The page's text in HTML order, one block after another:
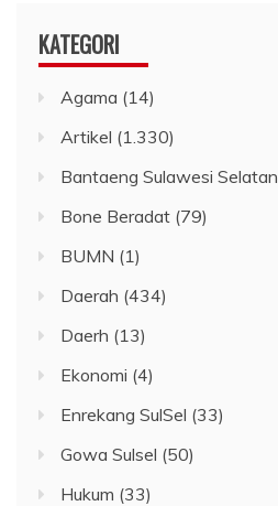
KATEGORI
Agama (14)
Artikel (1.330)
Bantaeng Sulawesi Selatan
Bone Beradat (79)
BUMN (1)
Daerah (434)
Daerh (13)
Ekonomi (4)
Enrekang SulSel (33)
Gowa Sulsel (50)
Hukum (33)